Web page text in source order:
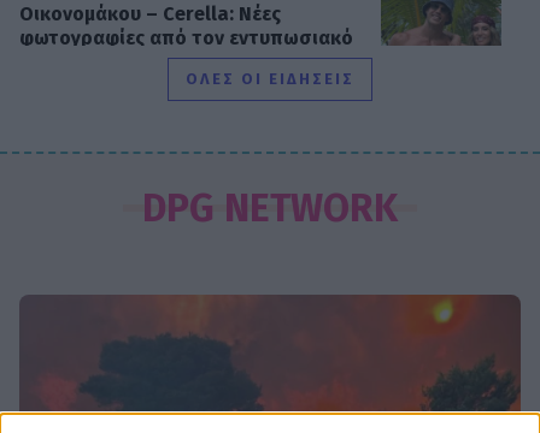
Οικονομάκου – Cerella: Νέες
φωτογραφίες από τον εντυπωσιακό
μήνα του μέλιτος
Νίκος Καλογερόπουλος: Όλα όσα
ειπώθηκαν στην εκπομπή «Κοινωνία
Ζιζέλ: Γυμναστική με τον ενάμιση
έτους γιο της πάνω στο σκάφος και
το μήνυμα για τη μητρότητα
ΟΛΕΣ ΟΙ ΕΙΔΗΣΕΙΣ
DPG NETWORK